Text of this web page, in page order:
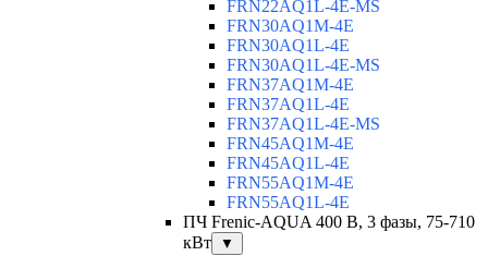
FRN22AQ1L-4E-MS
FRN30AQ1M-4E
FRN30AQ1L-4E
FRN30AQ1L-4E-MS
FRN37AQ1M-4E
FRN37AQ1L-4E
FRN37AQ1L-4E-MS
FRN45AQ1M-4E
FRN45AQ1L-4E
FRN55AQ1M-4E
FRN55AQ1L-4E
ПЧ Frenic-AQUA 400 В, 3 фазы, 75-710
кВт
▼